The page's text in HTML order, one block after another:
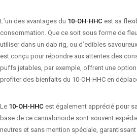
L’un des avantages du 10-OH-HHC est sa
consommation. Que ce soit sous forme de
utiliser dans un dab rig, ou d’edibles
est conçu pour répondre aux attentes des
puffs jetables, par exemple, offrent une
profiter des bienfaits du 10-OH-HHC en
Le 10-OH-HHC est également apprécié pour
base de ce cannabinoïde sont souvent
neutres et sans mention spéciale,